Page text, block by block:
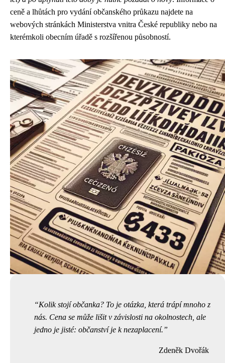
ceně a lhůtách pro vydání občanského průkazu najdete na
webových stránkách Ministerstva vnitra České republiky nebo na
kterémkoli obecním úřadě s rozšířenou působností.
Kolik stojí občanka? To je otázka, která trápí mnoho z
nás. Cena se může lišit v závislosti na okolnostech, ale
jedno je jisté: občanství je k nezaplacení.
Zdeněk Dvořák